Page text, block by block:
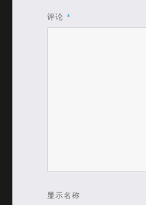
评论 *
显示名称